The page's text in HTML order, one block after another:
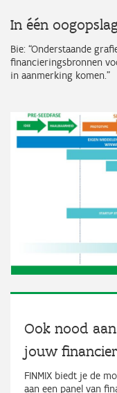
In één
Bie: “Onderstaande
financieringsbronnen
in aanmerking komen.”
Ook nood
jouw
FINMIX biedt je de
aan een panel van